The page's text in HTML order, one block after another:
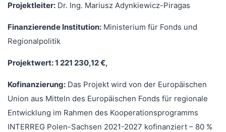
Projektleiter: Dr. Ing. Mariusz Adynkiewicz-Piragas
Finanzierende Institution: Ministerium für Fonds und
Regionalpolitik
Projektwert: 1 221 230,12 €,
Kofinanzierung: Das Projekt wird von der Europäischen
Union aus Mitteln des Europäischen Fonds für regionale
Entwicklung im Rahmen des Kooperationsprogramms
INTERREG Polen-Sachsen 2021-2027 kofinanziert – 80 %